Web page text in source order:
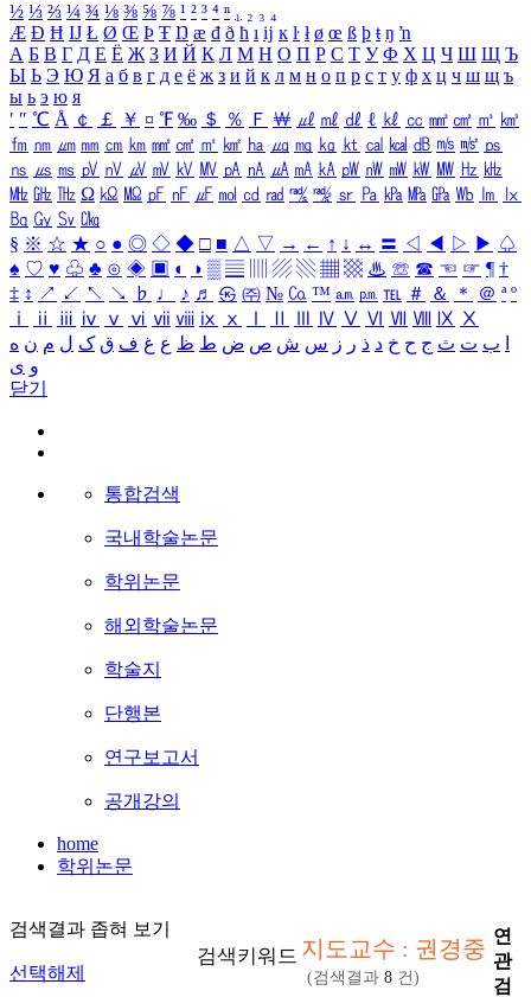
½ ⅓ ⅔ ¼ ¾ ⅛ ⅜ ⅝ ⅞ ¹ ² ³ ⁴ ⁿ ₁ ₂ ₃ ₄
Æ Ð Ħ Ĳ Ł Ø Œ Þ Ŧ Ŋ æ đ ð ħ ı ĳ ĸ ŀ ł ø œ ß þ ŧ ŋ ŉ
А Б В Г Д Е Ё Ж З И Й К Л М Н О П Р С Т У Ф Х Ц Ч Ш Щ Ъ
Ы Ь Э Ю Я а б в г д е ё ж з и й к л м н о п р с т у ф х ц ч ш щ ъ
ы ь э ю я
′ ″ ℃ Å ￠ ￡ ￥ ¤ ℉ ‰ ＄ ％ Ｆ ￦ ㎕ ㎖ ㎗ ℓ ㎘ ㏄ ㎣ ㎤ ㎥ ㎦
㎙ ㎚ ㎛ ㎜ ㎝ ㎞ ㎟ ㎠ ㎡ ㎢ ㏊ ㎍ ㎎ ㎏ ㏏ ㎈ ㎉ ㏈ ㎧ ㎨ ㎰
㎱ ㎲ ㎳ ㎴ ㎵ ㎶ ㎷ ㎸ ㎹ ㎀ ㎁ ㎂ ㎃ ㎄ ㎺ ㎻ ㎽ ㎾ ㎿ ㎐ ㎑
㎒ ㎓ ㎔ Ω ㏀ ㏁ ㎊ ㎋ ㎌ ㏖ ㏅ ㎭ ㎮ ㎯ ㏛ ㎩ ㎪ ㎫ ㎬ ㏝ ㏐
㏓
㏃ ㏉ ㏜ ㏆
§ ※ ☆ ★ ○ ● ◎ ◇ ◆ □ ■ △ ▽ → ← ↑ ↓ ↔ 〓 ◁ ◀ ▷ ▶ ♤
♠ ♡ ♥ ♧ ♣ ⊙ ◈ ▣ ◐ ◑ ▒ ▤ ▨ ▧ ▦ ▩ ♨ ☏ ☎ ☜ ☞ ¶ †
‡ ↕ ↗ ↙ ↖ ↘ ♭ ♩ ♪ ♬ ㉿ ㈜ № ㏇ ™ ㏂ ㏘ ℡ ＃ ＆ ＊ ＠ ª º
ⅰ
ⅱ ⅲ ⅳ ⅴ ⅵ ⅶ ⅷ ⅸ ⅹ Ⅳ Ⅴ Ⅵ Ⅶ Ⅷ Ⅸ Ⅹ
ب ت ث ج ح خ د ذ ر ز س ش ص ض ط ظ ع غ ف ق ک ل م ن ه
و ی
닫기
통합검색
국내학술논문
학위논문
해외학술논문
학술지
단행본
연구보고서
공개강의
home
학위논문
검색결과 좁혀 보기
선택해제
검색키워드 지도교수 : 권경중
(검색결과 8 건)
연
관
검